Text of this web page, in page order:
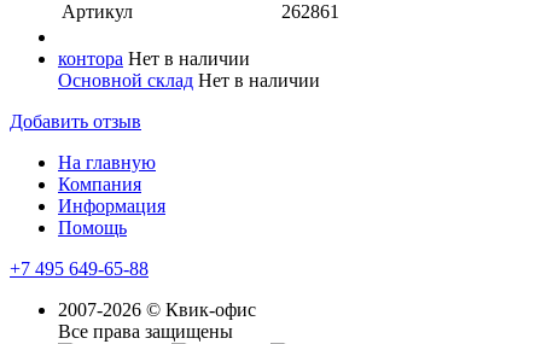
Артикул
262861
контора Нет в наличии
Основной склад Нет в наличии
Добавить отзыв
На главную
Компания
Информация
Помощь
+7 495 649-65-88
2007-2026 © Квик-офис
Все права защищены